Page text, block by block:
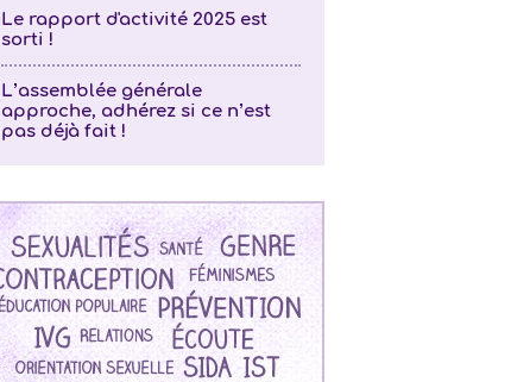
Le rapport d'activité 2025 est
sorti !
L’assemblée générale
approche, adhérez si ce n’est
pas déjà fait !